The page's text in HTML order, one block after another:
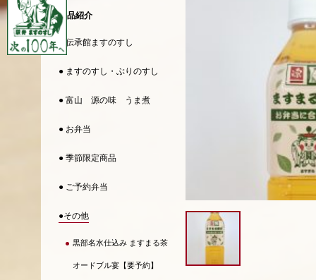
商品紹介
● 伝承館ますのすし
● ますのすし・ぶりのすし
● 富山 源の味 うま煮
● お弁当
● 季節限定商品
● ご予約弁当
●その他
黒部名水仕込み ますまる茶
オードブル宴【要予約】